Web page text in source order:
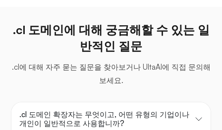
.cl 도메인에 대해 궁금해할 수 있는 일
반적인 질문
.cl에 대해 자주 묻는 질문을 찾아보거나 UltaAI에 직접 문의해
보세요.
.cl 도메인 확장자는 무엇이고, 어떤 유형의 기업이나
개인이 일반적으로 사용합니까?